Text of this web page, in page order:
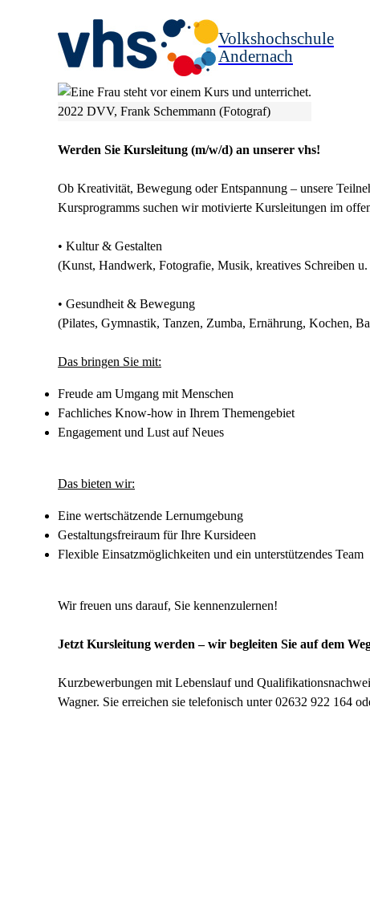
Volkshochschule
Andernach
2022 DVV, Frank Schemmann (Fotograf)
Werden Sie Kursleitung (m/w/d) an unserer vhs!
Ob Kreativität, Bewegung oder Entspannung – unsere
Kursprogramms suchen wir motivierte Kursleitungen im
• Kultur & Gestalten
(Kunst, Handwerk, Fotografie, Musik, kreatives Schreiben
• Gesundheit & Bewegung
(Pilates, Gymnastik, Tanzen, Zumba, Ernährung, Kochen,
Das bringen Sie mit:
Freude am Umgang mit Menschen
Fachliches Know-how in Ihrem Themengebiet
Engagement und Lust auf Neues
Das bieten wir:
Eine wertschätzende Lernumgebung
Gestaltungsfreiraum für Ihre Kursideen
Flexible Einsatzmöglichkeiten und ein unterstützendes Team
Wir freuen uns darauf, Sie kennenzulernen!
Jetzt Kursleitung werden – wir begleiten Sie auf dem
Kurzbewerbungen mit Lebenslauf und
Wagner. Sie erreichen sie telefonisch unter 02632 922 164